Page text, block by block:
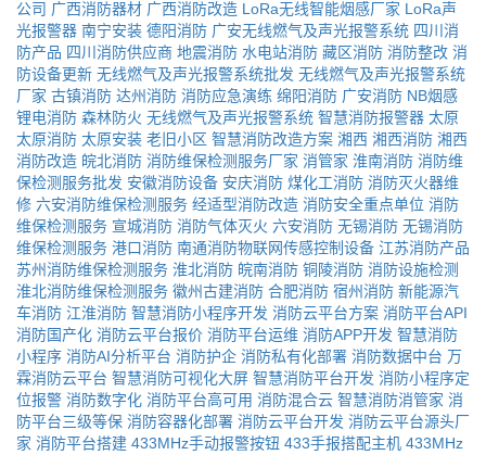
公司 广西消防器材 广西消防改造 LoRa无线智能烟感厂家 LoRa声
光报警器 南宁安装 德阳消防 广安无线燃气及声光报警系统 四川消
防产品 四川消防供应商 地震消防 水电站消防 藏区消防 消防整改 消
防设备更新 无线燃气及声光报警系统批发 无线燃气及声光报警系统
厂家 古镇消防 达州消防 消防应急演练 绵阳消防 广安消防 NB烟感
锂电消防 森林防火 无线燃气及声光报警系统 智慧消防报警器 太原
太原消防 太原安装 老旧小区 智慧消防改造方案 湘西 湘西消防 湘西
消防改造 皖北消防 消防维保检测服务厂家 消管家 淮南消防 消防维
保检测服务批发 安徽消防设备 安庆消防 煤化工消防 消防灭火器维
修 六安消防维保检测服务 经适型消防改造 消防安全重点单位 消防
维保检测服务 宣城消防 消防气体灭火 六安消防 无锡消防 无锡消防
维保检测服务 港口消防 南通消防物联网传感控制设备 江苏消防产品
苏州消防维保检测服务 淮北消防 皖南消防 铜陵消防 消防设施检测
淮北消防维保检测服务 徽州古建消防 合肥消防 宿州消防 新能源汽
车消防 江淮消防 智慧消防小程序开发 消防云平台方案 消防平台API
消防国产化 消防云平台报价 消防平台运维 消防APP开发 智慧消防
小程序 消防AI分析平台 消防护企 消防私有化部署 消防数据中台 万
霖消防云平台 智慧消防可视化大屏 智慧消防平台开发 消防小程序定
位报警 消防数字化 消防平台高可用 消防混合云 智慧消防消管家 消
防平台三级等保 消防容器化部署 消防云平台开发 消防云平台源头厂
家 消防平台搭建 433MHz手动报警按钮 433手报搭配主机 433MHz